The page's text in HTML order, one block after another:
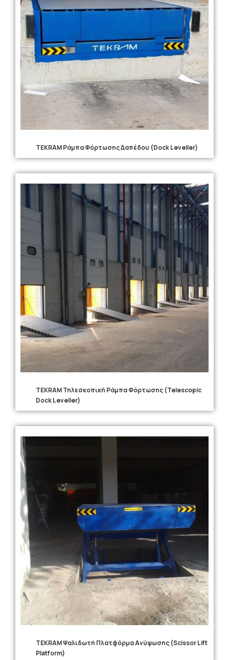
TEKRAM Ράμπα Φόρτωσης Δαπέδου (Dock Leveller)
TEKRAM Τηλεσκοπική Ράμπα Φόρτωσης (Telescopic
Dock Leveller)
TEKRAM Ψαλιδωτή Πλατφόρμα Ανύψωσης (Scissor Lift
Platform)